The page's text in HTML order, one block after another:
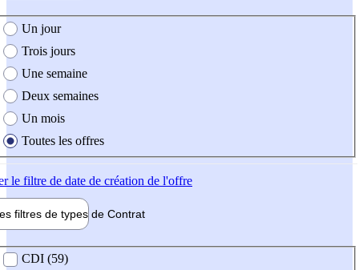
création de l'offre
Un jour
Trois jours
Une semaine
Deux semaines
Un mois
Toutes les offres
le filtre de date de création de l'offre
filtres de types de Contrat
contrat
CDI (59)